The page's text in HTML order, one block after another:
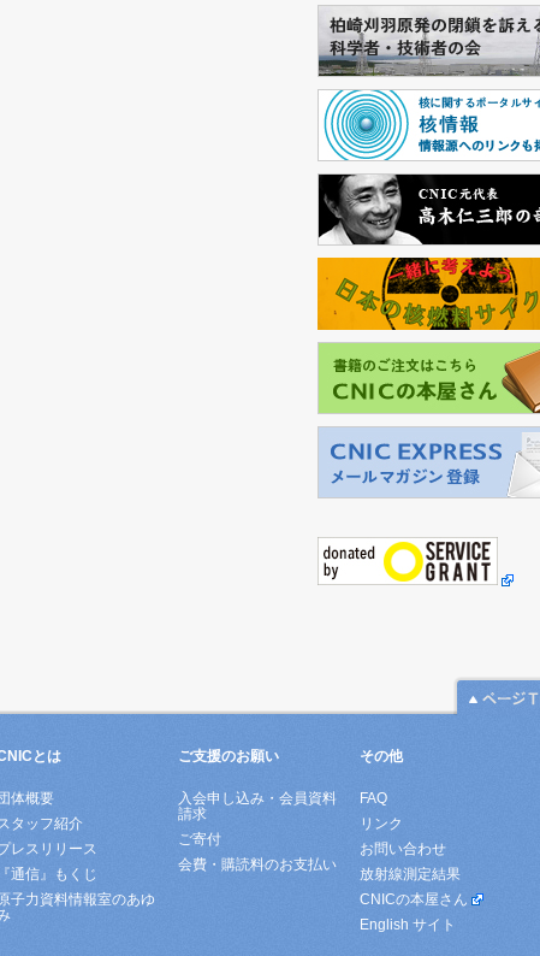
とは
団体概要
タッフ紹介
レスリリース
『通信』もくじ
子力資料情報室のあゆ
ご支援のお願い
入会申し込み・会員資料
請求
ご寄付
会費・購読料のお支払い
その他
FAQ
リンク
お問い合わせ
放射線測定結果
CNICの本屋さん
English サイト